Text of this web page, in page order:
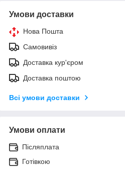
Умови доставки
Нова Пошта
Самовивіз
Доставка кур'єром
Доставка поштою
Всі умови доставки
Умови оплати
Післяплата
Готівкою